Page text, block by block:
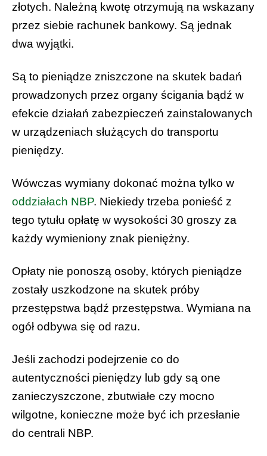
złotych. Należną kwotę otrzymują na wskazany
przez siebie rachunek bankowy. Są jednak
dwa wyjątki.
Są to pieniądze zniszczone na skutek badań
prowadzonych przez organy ścigania bądź w
efekcie działań zabezpieczeń zainstalowanych
w urządzeniach służących do transportu
pieniędzy.
Wówczas wymiany dokonać można tylko w
oddziałach NBP. Niekiedy trzeba ponieść z
tego tytułu opłatę w wysokości 30 groszy za
każdy wymieniony znak pieniężny.
Opłaty nie ponoszą osoby, których pieniądze
zostały uszkodzone na skutek próby
przestępstwa bądź przestępstwa. Wymiana na
ogół odbywa się od razu.
Jeśli zachodzi podejrzenie co do
autentyczności pieniędzy lub gdy są one
zanieczyszczone, zbutwiałe czy mocno
wilgotne, konieczne może być ich przesłanie
do centrali NBP.